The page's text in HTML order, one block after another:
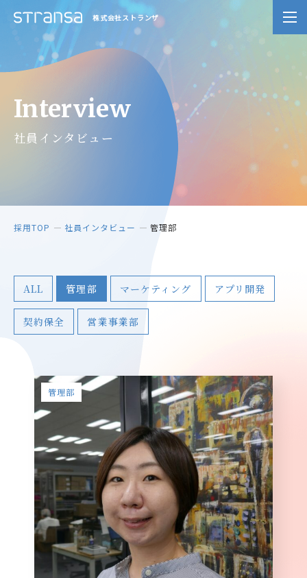
株式会社ストランザ
Interview
社員インタビュー
採用TOP 社員インタビュー 管理部
ALL 管理部 マーケティング アプリ開発
契約保全 営業事業部
管理部